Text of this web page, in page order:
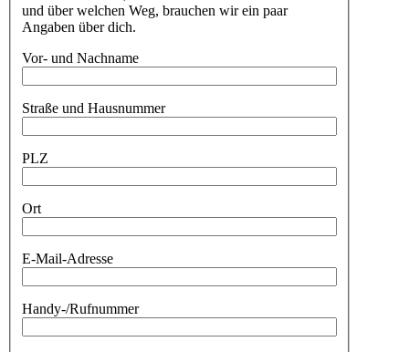
und über welchen Weg, brauchen wir ein paar
Angaben über dich.
Vor- und Nachname
Straße und Hausnummer
PLZ
Ort
E-Mail-Adresse
Handy-/Rufnummer